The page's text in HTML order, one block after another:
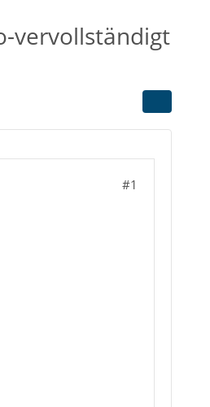
vervollständigt
#1